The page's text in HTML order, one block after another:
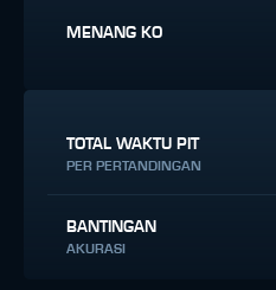
MENANG KO
TOTAL WAKTU PIT
PER PERTANDINGAN
BANTINGAN
AKURASI